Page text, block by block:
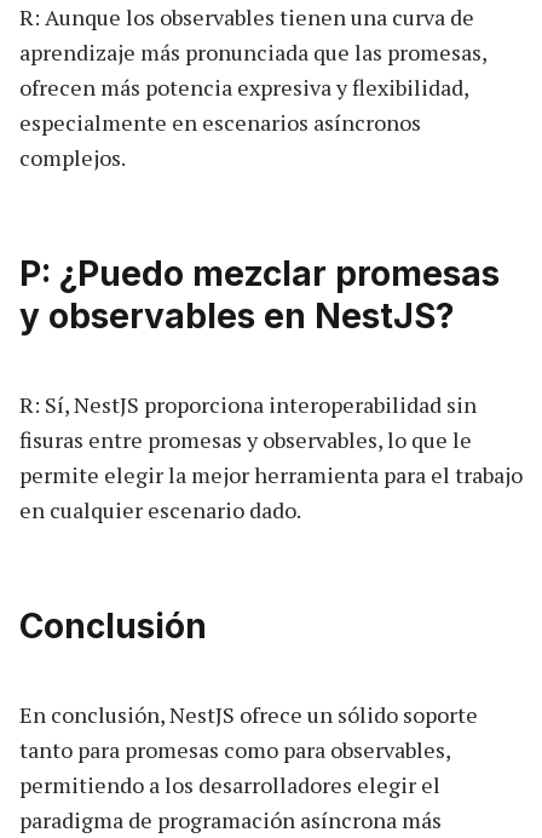
R: Aunque los observables tienen una curva de
aprendizaje más pronunciada que las promesas,
ofrecen más potencia expresiva y flexibilidad,
especialmente en escenarios asíncronos
complejos.
P: ¿Puedo mezclar promesas
y observables en NestJS?
R: Sí, NestJS proporciona interoperabilidad sin
fisuras entre promesas y observables, lo que le
permite elegir la mejor herramienta para el trabajo
en cualquier escenario dado.
Conclusión
En conclusión, NestJS ofrece un sólido soporte
tanto para promesas como para observables,
permitiendo a los desarrolladores elegir el
paradigma de programación asíncrona más